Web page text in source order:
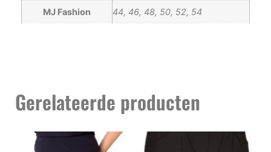
MJ Fashion 44, 46, 48, 50, 52, 54
Gerelateerde producten